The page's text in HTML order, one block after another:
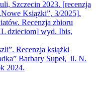
Szczecin 2023. [recenzja
Książki”, 3/2025].
Recenzja zbioru
dzieciom] wyd. Ibis,
Recenzja książki
Barbary Supeł, il. N.
2024.